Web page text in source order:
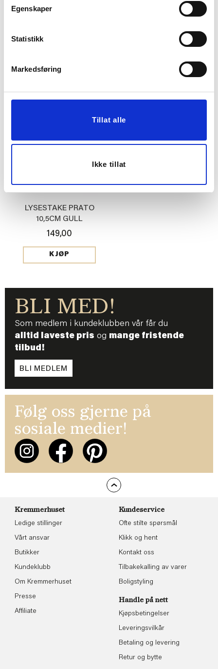
Egenskaper
Statistikk
Markedsføring
Tillat alle
Ikke tillat
LYSESTAKE PRATO
10,5CM GULL
149,00
KJØP
BLI MED!
Som medlem i kundeklubben vår får du
alltid laveste pris og mange fristende
tilbud!
BLI MEDLEM
Følg oss gjerne på
sosiale medier!
Kremmerhuset
Ledige stillinger
Vårt ansvar
Butikker
Kundeklubb
Om Kremmerhuset
Presse
Affiliate
Kundeservice
Ofte stilte spørsmål
Klikk og hent
Kontakt oss
Tilbakekalling av varer
Boligstyling
Handle på nett
Kjøpsbetingelser
Leveringsvilkår
Betaling og levering
Retur og bytte